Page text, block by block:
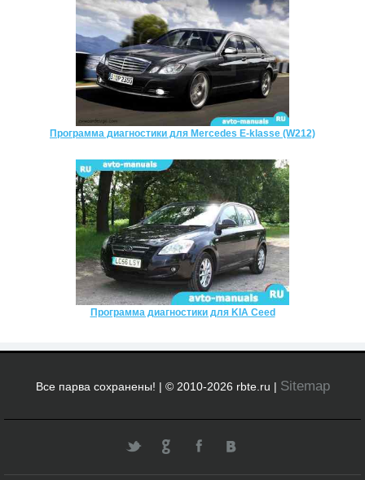
Программа диагностики для Mercedes E-klasse (W212)
Программа диагностики для KIA Ceed
Все парва сохранены! | © 2010-2026 rbte.ru | Sitemap